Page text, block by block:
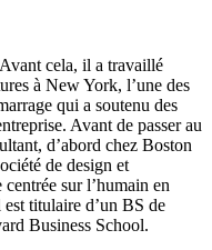
cela, il a travaillé
à New York, l’une des
qui a soutenu des
Avant de passer au
d’abord chez Boston
de design et
sur l’humain en
titulaire d’un BS de
Business School.